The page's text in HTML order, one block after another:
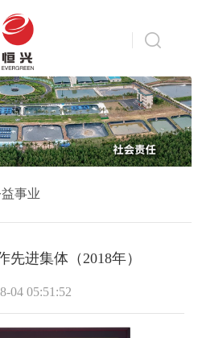
事业
先进集体（2018年）
04 05:51:52